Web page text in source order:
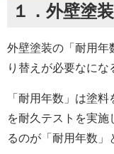
１．外壁塗
外壁塗装の「耐用年
り替えが必要なにな
「耐用年数」は塗
を耐久テストを実施
るのが「耐用年数」